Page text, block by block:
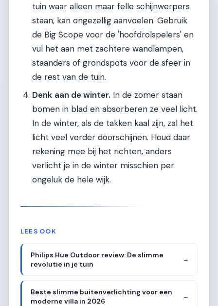
tuin waar alleen maar felle schijnwerpers
staan, kan ongezellig aanvoelen. Gebruik
de Big Scope voor de 'hoofdrolspelers' en
vul het aan met zachtere wandlampen,
staanders of grondspots voor de sfeer in
de rest van de tuin.
Denk aan de winter. In de zomer staan
bomen in blad en absorberen ze veel licht.
In de winter, als de takken kaal zijn, zal het
licht veel verder doorschijnen. Houd daar
rekening mee bij het richten, anders
verlicht je in de winter misschien per
ongeluk de hele wijk.
LEES OOK
Philips Hue Outdoor review: De slimme
revolutie in je tuin
→
Beste slimme buitenverlichting voor een
moderne villa in 2026
→